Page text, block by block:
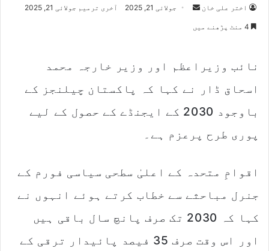
اختر علی خان
e
m
جولائی 21, 2025 آخری ترمیم جولائی 21, 2025
نائب وزیراعظم اور وزیر خارجہ محمد
اسحاق ڈار نے کہا کہ پاکستان چیلنجز کے
باوجود 2030 کے ایجنڈے کے حصول کے لیے
پوری طرح پرعزم ہے۔
اقوامِ متحدہ کے اعلیٰ سطحی سیاسی فورم کے
جنرل مباحثے سے خطاب کرتے ہوئے انہوں نے
کہا کہ 2030 تک صرف پانچ سال باقی ہیں
اور اس وقت صرف 35 فیصد پائیدار ترقی کے